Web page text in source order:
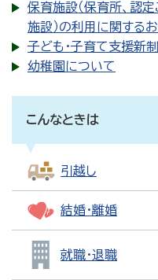
保育施設（保育所、認
施設）の利用に関する
子ども・子育て支援新
幼稚園について
こんなときは
引越し
結婚・離婚
就職・退職